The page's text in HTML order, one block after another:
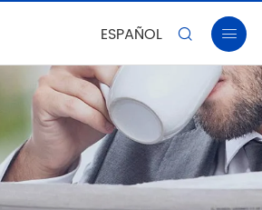
ESPAÑOL  